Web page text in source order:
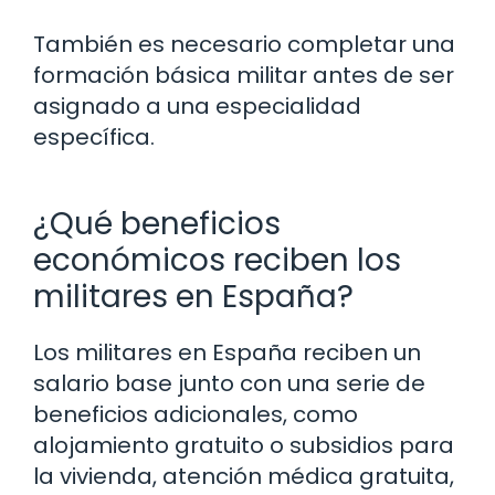
También es necesario completar una
formación básica militar antes de ser
asignado a una especialidad
específica.
¿Qué beneficios
económicos reciben los
militares en España?
Los militares en España reciben un
salario base junto con una serie de
beneficios adicionales, como
alojamiento gratuito o subsidios para
la vivienda, atención médica gratuita,